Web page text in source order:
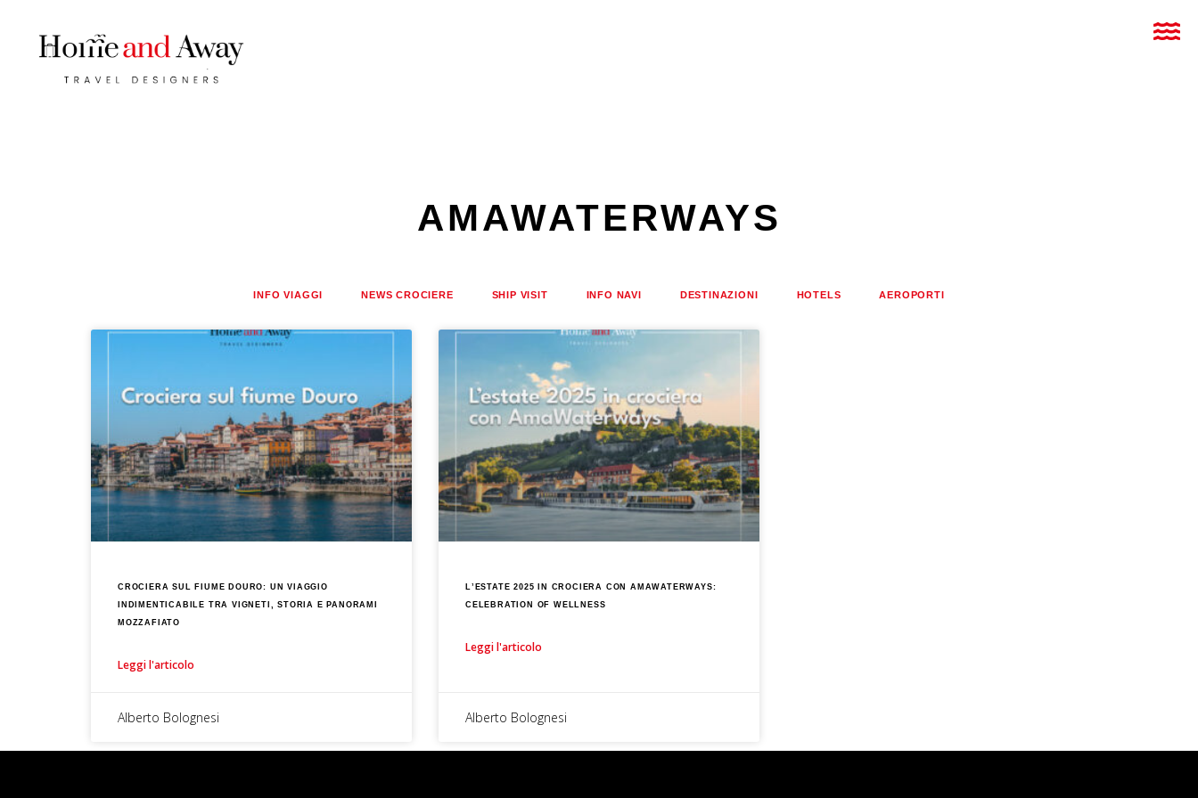
AMAWATERWAYS
INFO VIAGGI NEWS CROCIERE SHIP VISIT INFO NAVI DESTINAZIONI HOTELS AEROPORTI
CROCIERA SUL FIUME DOURO: UN VIAGGIO
INDIMENTICABILE TRA VIGNETI, STORIA E PANORAMI
MOZZAFIATO
Leggi l'articolo
Alberto Bolognesi
L’ESTATE 2025 IN CROCIERA CON AMAWATERWAYS:
CELEBRATION OF WELLNESS
Leggi l'articolo
Alberto Bolognesi